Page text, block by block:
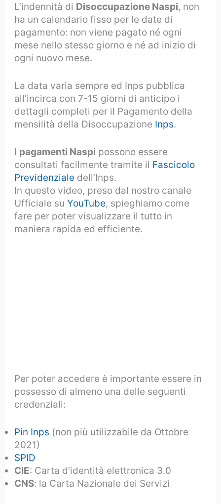
L’indennità di Disoccupazione Naspi, non
ha un calendario fisso per le date di
pagamento: non viene pagato né ogni
mese nello stesso giorno e né ad inizio di
ogni nuovo mese.
La data varia sempre ed Inps pubblica
all’incirca con 7-15 giorni di anticipo i
dettagli completi per il Pagamento della
mensilità della Disoccupazione Inps.
I pagamenti Naspi possono essere
consultati facilmente tramite il Fascicolo
Previdenziale dell’Inps.
In questo video, preso dal nostro canale
Ufficiale suYouTube, spieghiamo come
fare per poter visualizzare il tutto in
maniera rapida ed efficiente.
Per poter accedere è importante essere in
possesso di almeno una delle seguenti
credenziali:
Pin Inps (non più utilizzabile da Ottobre
2021)
SPID
CIE: Carta d’identità elettronica 3.0
CNS: la Carta Nazionale dei Servizi